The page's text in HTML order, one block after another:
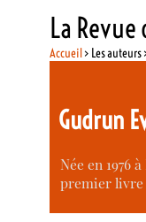
La
Accueil> Les auteurs
Gudrun
Née en 1976
premier livre